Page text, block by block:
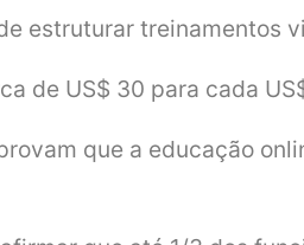
estruturar treinamentos
de US$ 30 para cada
que a educação